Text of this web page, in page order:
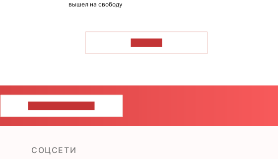
вышел на свободу
CОЦСЕТИ